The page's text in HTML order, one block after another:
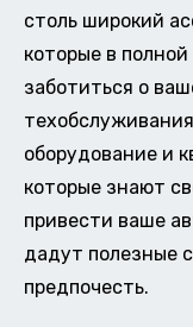
столь широкий
которые в
заботиться о
оборудование и
которые знают
привести ваше
дадут полезные
предпочесть.